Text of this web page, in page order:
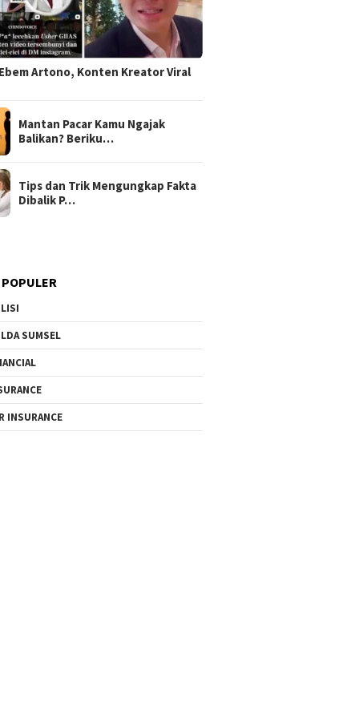
Artono, Konten Kreator Viral
Mantan Pacar Kamu Ngajak
Balikan? Beriku…
Tips dan Trik Mengungkap Fakta
Dibalik P…
SUMSEL
INSURANCE